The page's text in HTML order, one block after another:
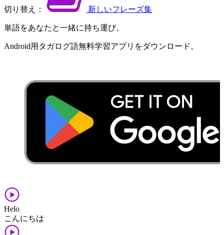
切り替え： 新しい​フレーズ集
単語を​あなたと​一緒に​持ち運び。
Android用​タガログ語​無料​学習​アプリを​ダウンロード​。
Helo
こんにちは